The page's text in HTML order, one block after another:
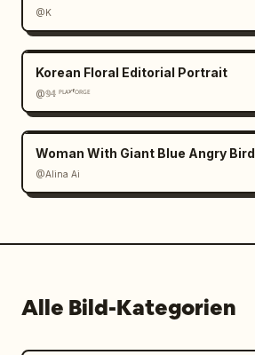
@K
Korean Floral Editorial Portrait
@𝟡𝟜 ᴾᴸᴬʸᶠᴼᴿᴳᴱ
Woman With Giant Blue Angry Bird
@Alina Ai
Alle Bild-Kategorien